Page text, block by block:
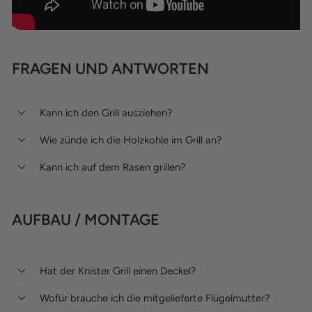
FRAGEN UND ANTWORTEN
Kann ich den Grill ausziehen?
Wie zünde ich die Holzkohle im Grill an?
Kann ich auf dem Rasen grillen?
AUFBAU / MONTAGE
Hat der Knister Grill einen Deckel?
Wofür brauche ich die mitgelieferte Flügelmutter?